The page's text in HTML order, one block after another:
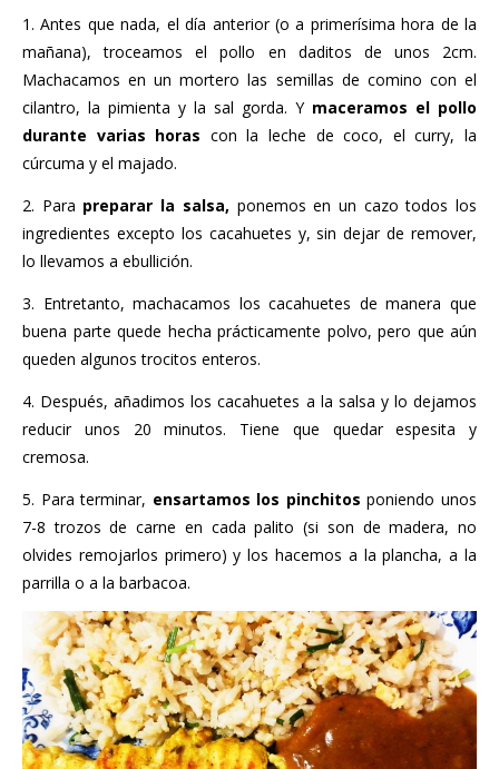
1. Antes que nada, el día anterior (o a primerísima hora de la
mañana), troceamos el pollo en daditos de unos 2cm.
Machacamos en un mortero las semillas de comino con el
cilantro, la pimienta y la sal gorda. Y maceramos el pollo
durante varias horas con la leche de coco, el curry, la
cúrcuma y el majado.
2. Para preparar la salsa, ponemos en un cazo todos los
ingredientes excepto los cacahuetes y, sin dejar de remover,
lo llevamos a ebullición.
3. Entretanto, machacamos los cacahuetes de manera que
buena parte quede hecha prácticamente polvo, pero que aún
queden algunos trocitos enteros.
4. Después, añadimos los cacahuetes a la salsa y lo dejamos
reducir unos 20 minutos. Tiene que quedar espesita y
cremosa.
5. Para terminar, ensartamos los pinchitos poniendo unos
7-8 trozos de carne en cada palito (si son de madera, no
olvides remojarlos primero) y los hacemos a la plancha, a la
parrilla o a la barbacoa.